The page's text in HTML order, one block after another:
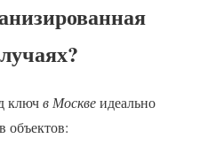
ключв Москвеидеально
объектов: